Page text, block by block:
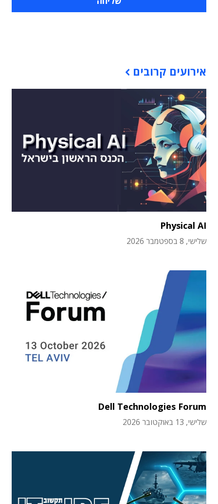
אירועים קרובים
Physical AI
שלישי, 8 בספטמבר 2026
Dell Technologies Forum
שלישי, 13 באוקטובר 2026